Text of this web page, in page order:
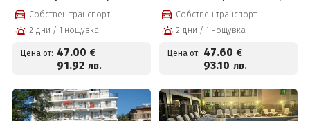
външен басейн и
Безплатно за дете до 12г
Собствен транспорт
2 дни / 1 нощувка
Цена от: 47.00 €
91.92 лв.
анимация за деца и
възрастни и Безплатно
за деца до 12 г на цени
от 47.60 € на човек
Собствен транспорт
2 дни / 1 нощувка
Цена от: 47.60 €
93.10 лв.